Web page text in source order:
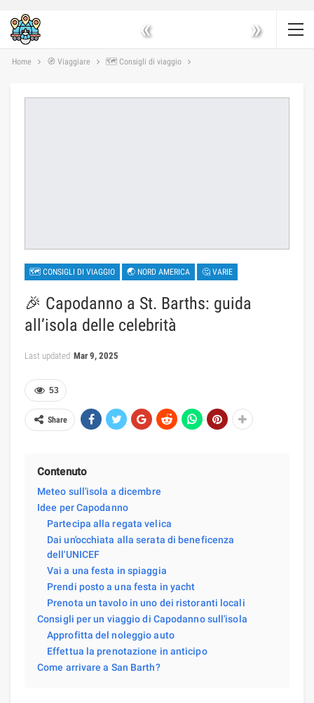
« »
Home 🧭 Viaggiare 🗺 Consigli di viaggio
🗺 CONSIGLI DI VIAGGIO 🌏 NORD AMERICA 🤔 VARIE
🎉 Capodanno a St. Barths: guida
all’isola delle celebrità
Last updated Mar 9, 2025
53
Share
Contenuto
Meteo sull'isola a dicembre
Idee per Capodanno
Partecipa alla regata velica
Dai un'occhiata alla serata di beneficenza
dell'UNICEF
Vai a una festa in spiaggia
Prendi posto a una festa in yacht
Prenota un tavolo in uno dei ristoranti locali
Consigli per un viaggio di Capodanno sull'isola
Approfitta del noleggio auto
Effettua la prenotazione in anticipo
Come arrivare a San Barth?